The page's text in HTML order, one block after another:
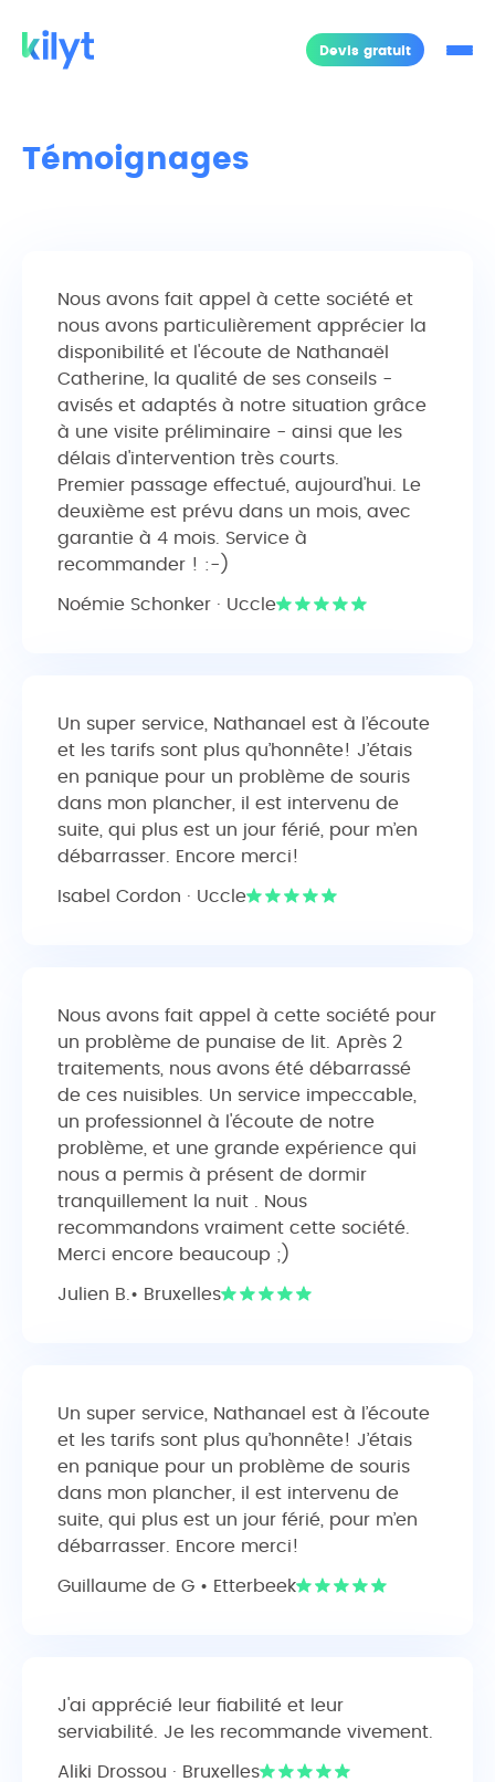
Kilyt
Devis gratuit
Témoignages
Nous avons fait appel à cette société et
nous avons particulièrement apprécier la
disponibilité et l'écoute de Nathanaël
Catherine, la qualité de ses conseils -
avisés et adaptés à notre situation grâce
à une visite préliminaire - ainsi que les
délais d'intervention très courts.
Premier passage effectué, aujourd'hui. Le
deuxième est prévu dans un mois, avec
garantie à 4 mois. Service à
recommander ! :-)
Noémie Schonker · Uccle
Un super service, Nathanael est à l’écoute
et les tarifs sont plus qu’honnête! J’étais
en panique pour un problème de souris
dans mon plancher, il est intervenu de
suite, qui plus est un jour férié, pour m’en
débarrasser. Encore merci!
Isabel Cordon · Uccle
Nous avons fait appel à cette société pour
un problème de punaise de lit. Après 2
traitements, nous avons été débarrassé
de ces nuisibles. Un service impeccable,
un professionnel à l'écoute de notre
problème, et une grande expérience qui
nous a permis à présent de dormir
tranquillement la nuit . Nous
recommandons vraiment cette société.
Merci encore beaucoup ;)
Julien B.• Bruxelles
Un super service, Nathanael est à l’écoute
et les tarifs sont plus qu’honnête! J’étais
en panique pour un problème de souris
dans mon plancher, il est intervenu de
suite, qui plus est un jour férié, pour m’en
débarrasser. Encore merci!
Guillaume de G • Etterbeek
J'ai apprécié leur fiabilité et leur
serviabilité. Je les recommande vivement.
Aliki Drossou · Bruxelles